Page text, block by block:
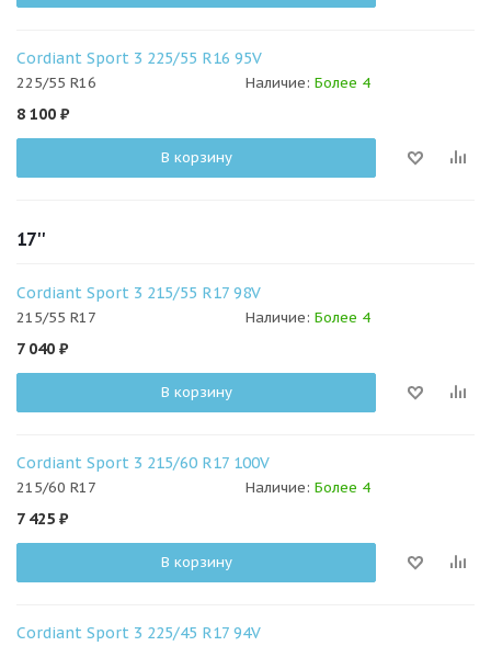
Cordiant Sport 3 225/55 R16 95V
225/55 R16 Наличие: Более 4
8 100 ₽
В корзину
17''
Cordiant Sport 3 215/55 R17 98V
215/55 R17 Наличие: Более 4
7 040 ₽
В корзину
Cordiant Sport 3 215/60 R17 100V
215/60 R17 Наличие: Более 4
7 425 ₽
В корзину
Cordiant Sport 3 225/45 R17 94V